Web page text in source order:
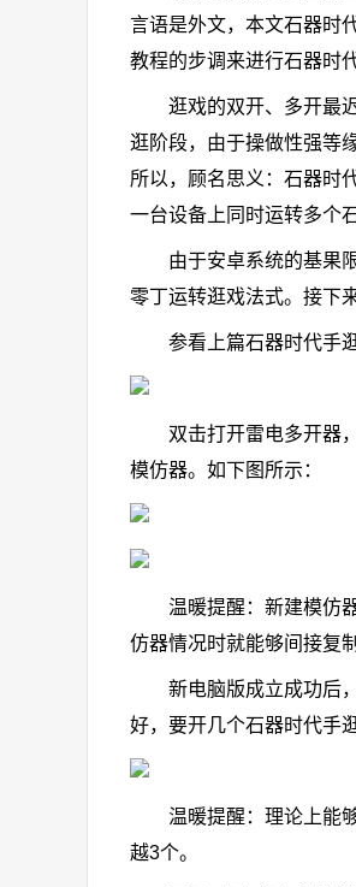
言语是外文，本文石器时
教程的步调来进行石器时
逛戏的双开、多开最迟
逛阶段，由于操做性强等
所以，顾名思义：石器时
一台设备上同时运转多个
由于安卓系统的基果限
零丁运转逛戏法式。接下
参看上篇石器时代手逛
双击打开雷电多开器，
模仿器。如下图所示：
温暖提醒：新建模仿器
仿器情况时就能够间接复
新电脑版成立成功后，
好，要开几个石器时代手
温暖提醒：理论上能够
越3个。